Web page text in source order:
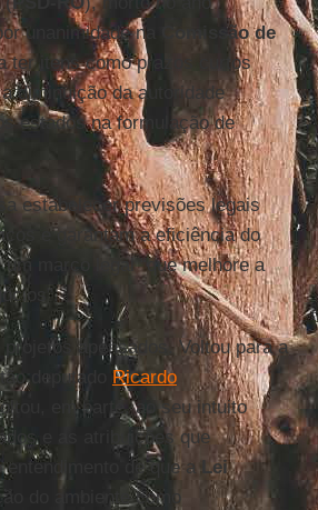
unanimidade na
Comissão de
ter itens como prazos curtos
diminuição da autoridade
estados na formulação de
estabelecer previsões legais
e garantam a eficiência do
marco legal “que melhore a
apensados. Voltou para a
deputado Ricardo
em parte, ao seu intuito
e as atribuições que
de que a Lei
do ambiente como